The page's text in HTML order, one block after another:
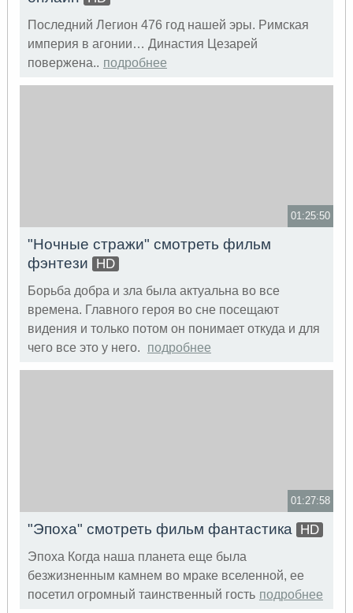
Последний Легион 476 год нашей эры. Римская
империя в агонии… Династия Цезарей
повержена.. подробнее
01:25:50
"Ночные стражи" смотреть фильм
фэнтези
HD
Борьба добра и зла была актуальна во все
времена. Главного героя во сне посещают
видения и только потом он понимает откуда и для
чего все это у него.
подробнее
01:27:58
"Эпоха" смотреть фильм фантастика HD
Эпоха Когда наша планета еще была
безжизненным камнем во мраке вселенной, ее
посетил огромный таинственный гость подробнее